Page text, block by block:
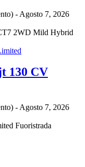
- Agosto 7, 2026
2WD Mild Hybrid
130 CV
- Agosto 7, 2026
Fuoristrada